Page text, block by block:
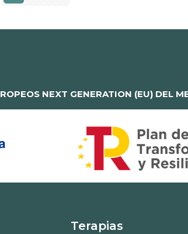
NEXT GENERATION (EU) DEL
Terapias